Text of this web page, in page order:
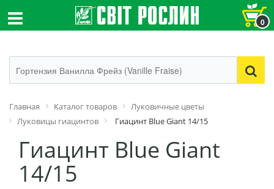
0
Главная Каталог товаров
Луковичные цветы
Луковицы гиацинтов
Гиацинт Blue Giant 14/15
Гиацинт Blue Giant
14/15